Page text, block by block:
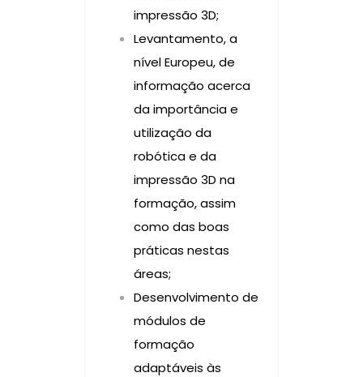
impressão 3D;
Levantamento, a
nível Europeu, de
informação acerca
da importância e
utilização da
robótica e da
impressão 3D na
formação, assim
como das boas
práticas nestas
áreas;
Desenvolvimento de
módulos de
formação
adaptáveis às